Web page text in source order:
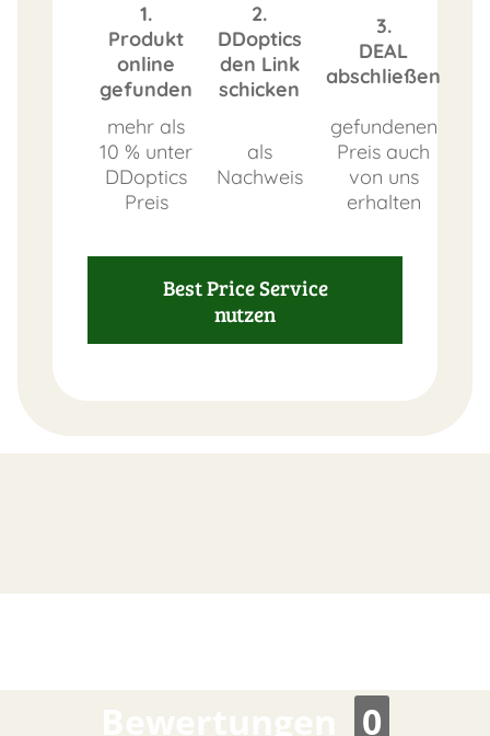
1.
Produkt
online
gefunden
2.
DDoptics
den Link
schicken
3.
DEAL
abschließen
mehr als
10 % unter
DDoptics
Preis
als
Nachweis
gefundenen
Preis auch
von uns
erhalten
Best Price Service
nutzen
0